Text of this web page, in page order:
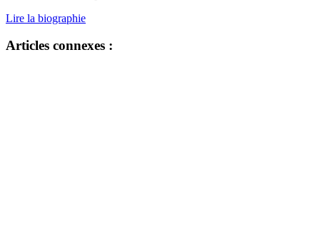
Lire la biographie
Articles connexes :